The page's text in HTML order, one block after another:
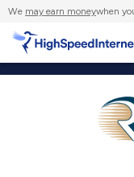
We may earn moneywhen